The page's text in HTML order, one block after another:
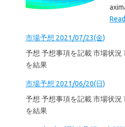
市場予想 2021/07/23(金)
予想 予想事項を記載 市場状況
を結果
市場予想 2021/06/20(日)
予想 予想事項を記載 市場状況
を結果